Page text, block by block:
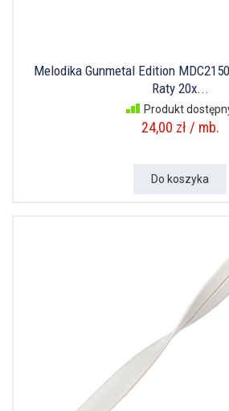
Melodika Gunmetal Edition
Raty 20x...
Produkt
24,00 zł / mb.
Do koszyka